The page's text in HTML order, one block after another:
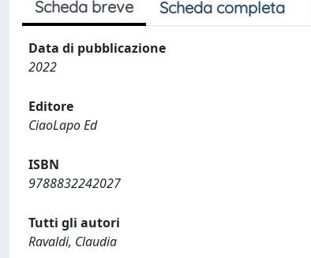
Scheda breve Scheda completa
Data di pubblicazione
2022
Editore
CiaoLapo Ed
ISBN
9788832242027
Tutti gli autori
Ravaldi, Claudia